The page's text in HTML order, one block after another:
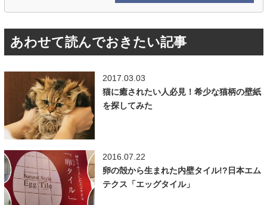
あわせて読んでおきたい記事
2017.03.03
猫に癒されたい人必見！希少な猫柄の壁紙
を探してみた
2016.07.22
卵の殻から生まれた内壁タイル!?日本エム
テクス「エッグタイル」